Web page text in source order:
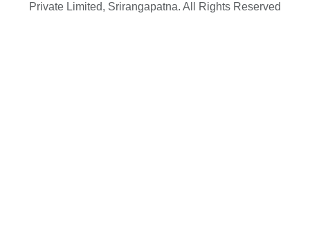
Private Limited, Srirangapatna. All Rights Reserved